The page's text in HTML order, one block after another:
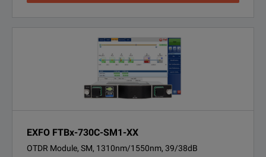
EXFO FTBx-730C-SM1-XX
OTDR Module, SM, 1310nm/1550nm, 39/38dB